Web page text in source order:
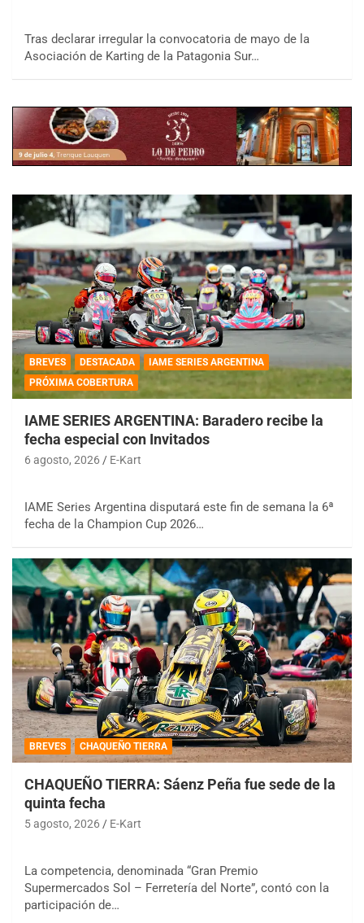
Tras declarar irregular la convocatoria de mayo de la
Asociación de Karting de la Patagonia Sur…
BREVES DESTACADA
IAME SERIES ARGENTINA
PRÓXIMA COBERTURA
IAME SERIES ARGENTINA: Baradero recibe la
fecha especial con Invitados
6 agosto, 2026 E-Kart
IAME Series Argentina disputará este fin de semana la 6ª
fecha de la Champion Cup 2026…
BREVES CHAQUEÑO TIERRA
CHAQUEÑO TIERRA: Sáenz Peña fue sede de la
quinta fecha
5 agosto, 2026 E-Kart
La competencia, denominada “Gran Premio
Supermercados Sol – Ferretería del Norte”, contó con la
participación de…